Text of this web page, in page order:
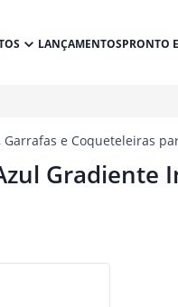
LANÇAMENTOSPRONTO
Garrafas e Coqueteleiras
Gradiente